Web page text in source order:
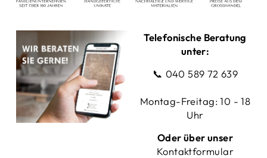
Telefonische Beratung
unter:
📞 040 589 72 639
Montag-Freitag: 10 - 18
Uhr
Oder über unser
Kontaktformular